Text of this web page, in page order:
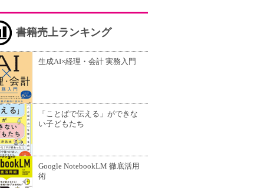
書籍売上ランキング
生成AI×経理・会計 実務入門
「ことばで伝える」ができな
い子どもたち
Google NotebookLM 徹底活用
術